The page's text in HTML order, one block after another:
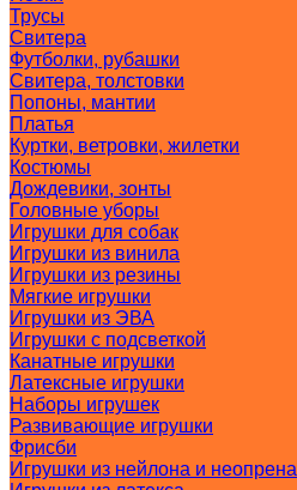
Трусы
Свитера
Футболки, рубашки
Свитера, толстовки
Попоны, мантии
Платья
Куртки, ветровки, жилетки
Костюмы
Дождевики, зонты
Головные уборы
Игрушки для собак
Игрушки из винила
Игрушки из резины
Мягкие игрушки
Игрушки из ЭВА
Игрушки с подсветкой
Канатные игрушки
Латексные игрушки
Наборы игрушек
Развивающие игрушки
Фрисби
Игрушки из нейлона и неопрена